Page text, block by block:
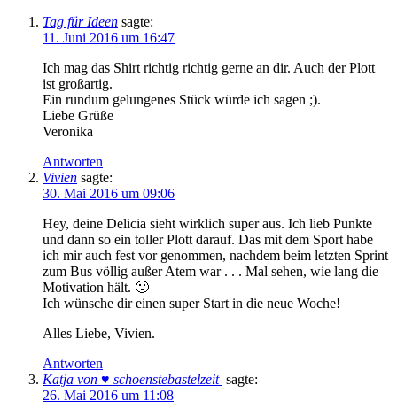
Tag für Ideen sagte:
11. Juni 2016 um 16:47
Ich mag das Shirt richtig richtig gerne an dir. Auch der Plott
ist großartig.
Ein rundum gelungenes Stück würde ich sagen ;).
Liebe Grüße
Veronika
Antworten
Vivien sagte:
30. Mai 2016 um 09:06
Hey, deine Delicia sieht wirklich super aus. Ich lieb Punkte
und dann so ein toller Plott darauf. Das mit dem Sport habe
ich mir auch fest vor genommen, nachdem beim letzten Sprint
zum Bus völlig außer Atem war . . . Mal sehen, wie lang die
Motivation hält. 🙂
Ich wünsche dir einen super Start in die neue Woche!
Alles Liebe, Vivien.
Antworten
Katja von ♥ schoenstebastelzeit sagte:
26. Mai 2016 um 11:08